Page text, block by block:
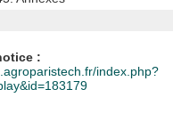
:
index.php?